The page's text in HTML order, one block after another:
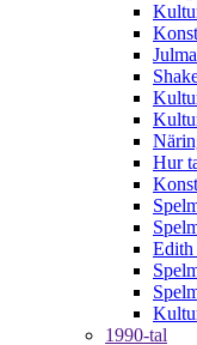
Hur
Edith
1990-tal